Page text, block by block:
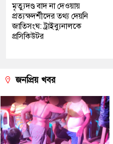
মৃত্যুদণ্ড বাদ না দেওয়ায়
প্রত্যক্ষদর্শীদের তথ্য দেয়নি
জাতিসংঘ: ট্রাইব্যুনালকে
প্রসিকিউটর
জনপ্রিয় খবর